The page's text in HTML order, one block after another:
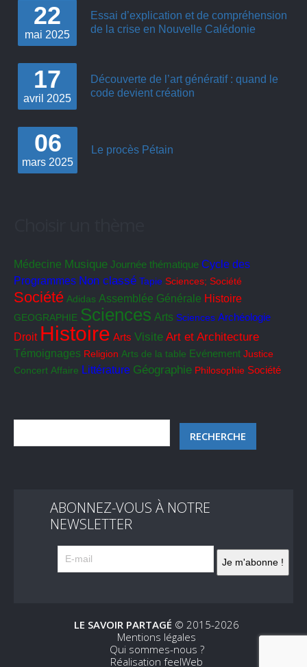
22
mai 2025
Essai d’explication et de compréhension
de la crise en Nouvelle Calédonie
17
avril 2025
Découverte de l’art génératif : quand le
code devient création
06
mars 2025
Le procès Pétain
Médecine Musique Journée thématique Cycle des
Programmes Non classé Tapie Sciences; Société
Société Adidas Assemblée Générale Histoire
GEOGRAPHIE Sciences Arts Sciences Archéologie
Droit Histoire Arts Visite Art et Architecture
Témoignages Religion Arts de la table Evénement Justice
Concert Affaire Littérature Géographie Philosophie Société
ABONNEZ-VOUS À NOTRE
NEWSLETTER
LE SAVOIR PARTAGÉ © 2015-2026
Mentions légales
Qui sommes-nous ?
Réalisation feelWeb